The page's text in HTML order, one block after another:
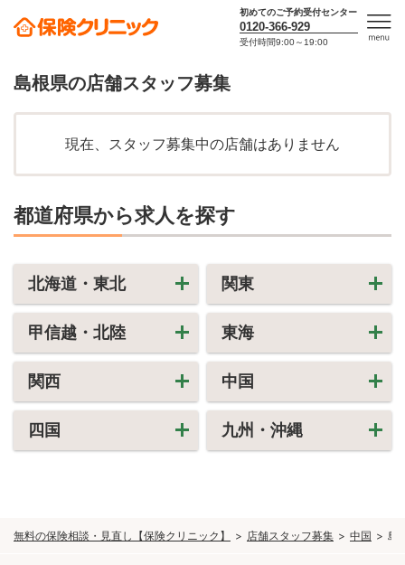
初めてのご予約受付センター
0120-366-929
受付時間9:00～19:00
無料の保険相談・見直し【保険クリニック】 店舗スタッフ募集 中国 島
島根県の店舗スタッフ募集
現在、スタッフ募集中の店舗はありません
都道府県から求人を探す
北海道・東北 関東
甲信越・北陸 東海
関西 中国
四国 九州・沖縄